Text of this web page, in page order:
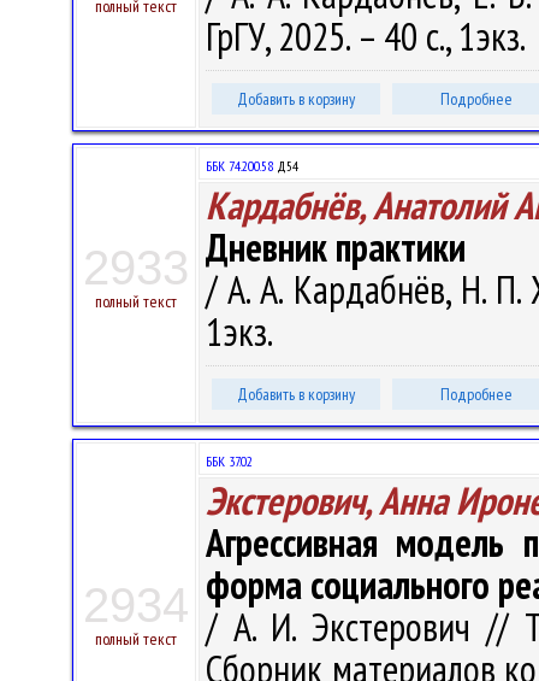
полный текст
ГрГУ, 2025. – 40 с., 1экз.
Добавить в корзину Подробнее
2933
полный текст
ББК 74.200.58 Д54
Кардабнёв, Анатолий
Дневник практики
/ А. А. Кардабнёв, Н. П.
1экз.
Добавить в корзину Подробнее
2934
полный текст
ББК 37.02
Экстерович, Анна
Агрессивная модель
форма социального
/ А. И. Экстерович //
Сборник материалов